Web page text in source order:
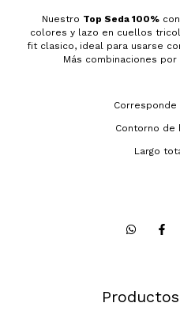
Nuestro Top Seda 100%
colores y lazo en cuellos
fit clasico, ideal para usarse
Más combinaciones por
Corresponde
Contorno de
Largo